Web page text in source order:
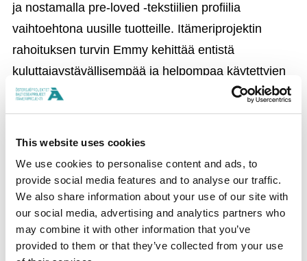
This website uses cookies
We use cookies to personalise content and ads, to
provide social media features and to analyse our traffic.
We also share information about your use of our site with
our social media, advertising and analytics partners who
may combine it with other information that you’ve
provided to them or that they’ve collected from your use
ja nostamalla pre-loved -tekstiilien profiilia
vaihtoehtona uusille tuotteille. Itämeriprojektin
rahoituksen turvin Emmy kehittää entistä
kuluttajaystävällisempää ja helpompaa käytettyjen
vaatteiden verkkokauppaa.
energiateollisuus, joka käyttää runsaasti fossiilisia
polttoaineita. Öljyn ja hiilen käyttö kiihdyttävät
ilmastonmuutosta, eivätkä nämä luonnonvarat
uusiudu. Niiden tilalle tarvitaan ilmastonmuutosta
ehkäiseviä, kestäviä ratkaisuja.